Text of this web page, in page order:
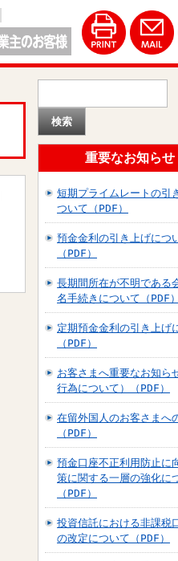
重要なお知らせ
短期プライムレートの引
ついて（PDF）
預金金利の引き上げにつ
（PDF）
長期間所在が不明である
名手続きについて（PDF）
定期預金金利の引き上げ
（PDF）
お客さまへ重要なお知ら
行為について）（PDF）
在留外国人のお客さまへ
（PDF）
預金口座不正利用防止に
策に関する一層の強化に
（PDF）
投資信託における非課税
の改定について（PDF）